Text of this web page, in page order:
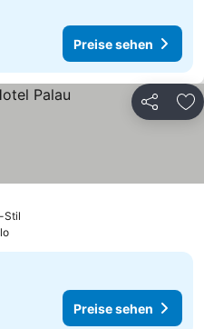
Preise sehen
Teilen
Stil
Preise sehen